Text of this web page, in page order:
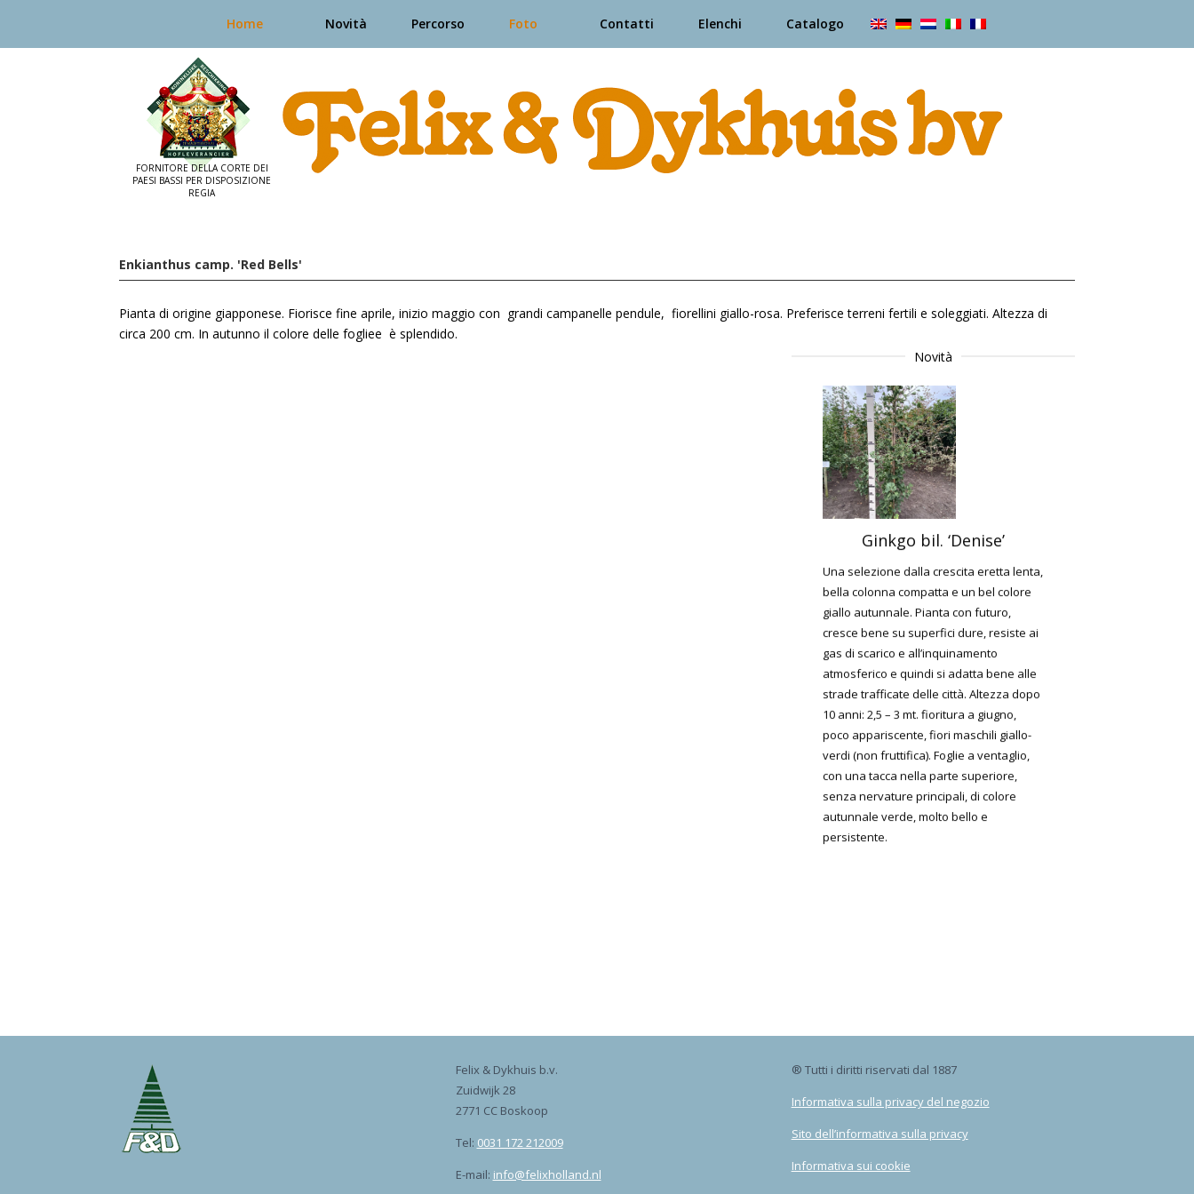
Home Novità Percorso Foto Contatti Elenchi Catalogo
Enkianthus camp. 'Red Bells'
Pianta di origine giapponese. Fiorisce fine aprile, inizio maggio con grandi campanelle pendule, fiorellini giallo-rosa. Preferisce terreni fertili e soleggiati. Altezza di
circa 200 cm. In autunno il colore delle fogliee è splendido.
Novità
Ginkgo bil. ‘Denise’
Una selezione dalla crescita eretta lenta,
bella colonna compatta e un bel colore
giallo autunnale. Pianta con futuro,
cresce bene su superfici dure, resiste ai
gas di scarico e all’inquinamento
atmosferico e quindi si adatta bene alle
strade trafficate delle città. Altezza dopo
10 anni: 2,5 – 3 mt. fioritura a giugno,
poco appariscente, fiori maschili giallo-
verdi (non fruttifica). Foglie a ventaglio,
con una tacca nella parte superiore,
senza nervature principali, di colore
autunnale verde, molto bello e
persistente.
Felix & Dykhuis b.v.
Zuidwijk 28
2771 CC Boskoop
Tel: 0031 172 212009
E-mail: info@felixholland.nl
® Tutti i diritti riservati dal 1887
Informativa sulla privacy del negozio
Sito dell’informativa sulla privacy
Informativa sui cookie